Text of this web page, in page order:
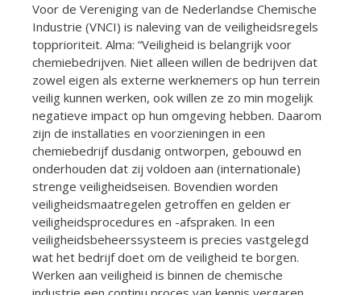
Voor de Vereniging van de Nederlandse Chemische
Industrie (VNCI) is naleving van de veiligheidsregels
topprioriteit. Alma: “Veiligheid is belangrijk voor
chemiebedrijven. Niet alleen willen de bedrijven dat
zowel eigen als externe werknemers op hun terrein
veilig kunnen werken, ook willen ze zo min mogelijk
negatieve impact op hun omgeving hebben. Daarom
zijn de installaties en voorzieningen in een
chemiebedrijf dusdanig ontworpen, gebouwd en
onderhouden dat zij voldoen aan (internationale)
strenge veiligheidseisen. Bovendien worden
veiligheidsmaatregelen getroffen en gelden er
veiligheidsprocedures en -afspraken. In een
veiligheidsbeheerssysteem is precies vastgelegd
wat het bedrijf doet om de veiligheid te borgen.
Werken aan veiligheid is binnen de chemische